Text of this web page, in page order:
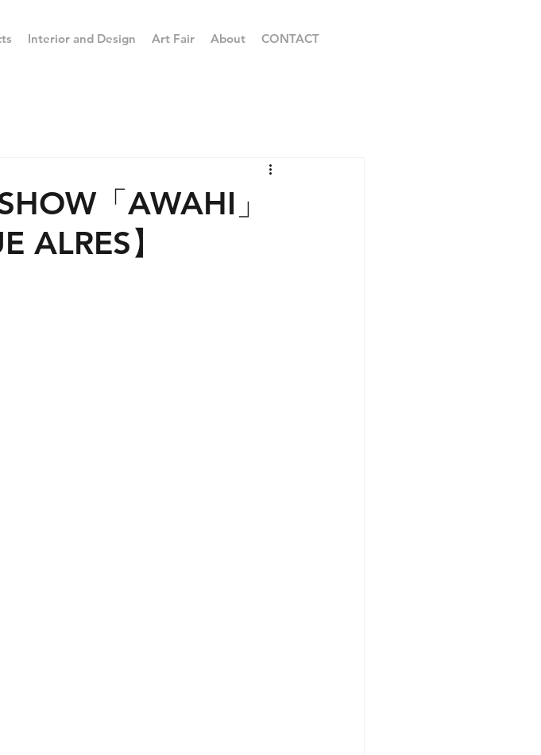
Interior and Design Art Fair About CONTACT
「AWAHI」
ALRES】